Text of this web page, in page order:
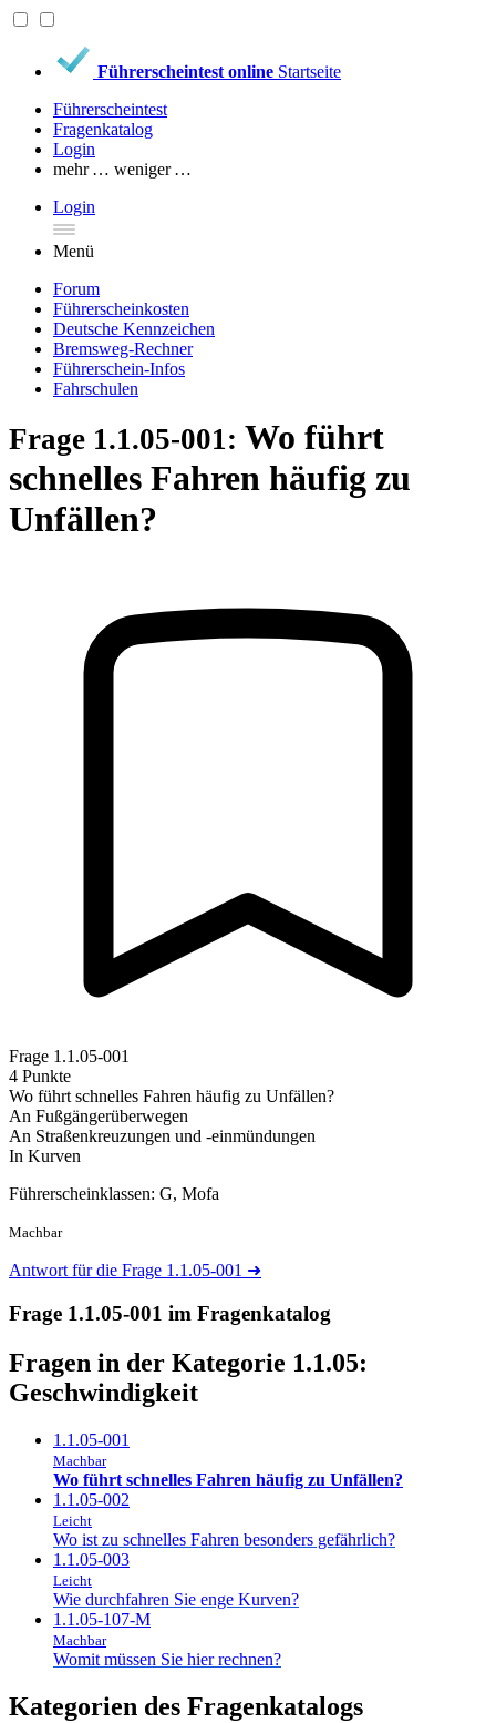
Führerscheintest online Startseite
Führerscheintest
Fragenkatalog
Login
mehr … weniger …
Login
Menü
Forum
Führerscheinkosten
Deutsche Kennzeichen
Bremsweg-Rechner
Führerschein-Infos
Fahrschulen
Frage 1.1.05-001: Wo führt
schnelles Fahren häufig zu
Unfällen?
Frage 1.1.05-001
4 Punkte
Wo führt schnelles Fahren häufig zu Unfällen?
An Fußgängerüberwegen
An Straßenkreuzungen und -einmündungen
In Kurven
Führerscheinklassen: G, Mofa
Machbar
Antwort für die Frage 1.1.05-001 ➜
Frage 1.1.05-001 im Fragenkatalog
Fragen in der Kategorie 1.1.05:
Geschwindigkeit
1.1.05-001
Machbar
Wo führt schnelles Fahren häufig zu Unfällen?
1.1.05-002
Leicht
Wo ist zu schnelles Fahren besonders gefährlich?
1.1.05-003
Leicht
Wie durchfahren Sie enge Kurven?
1.1.05-107-M
Machbar
Womit müssen Sie hier rechnen?
Kategorien des Fragenkatalogs